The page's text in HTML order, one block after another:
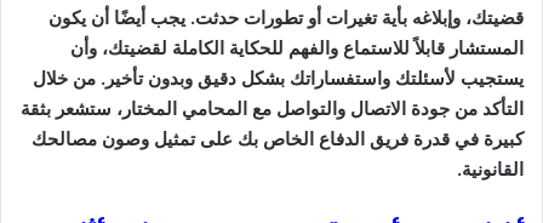
قضيتك، وإبلاغه بأية تغيرات أو تطورات حدثت. يجب أيضًا أن يكون
المستشار قابلاً للاستماع والفهم للحكاية الكاملة لقضيتك، وأن
يستجيب لأسئلتك واستفساراتك بشكل دقيق وبدون تأخير. من خلال
التأكد من جودة الاتصال والتواصل مع المحامي المختار، ستشعر بثقة
كبيرة في قدرة فريق الدفاع الخاص بك على تمثيل وصون مصالحك
القانونية.